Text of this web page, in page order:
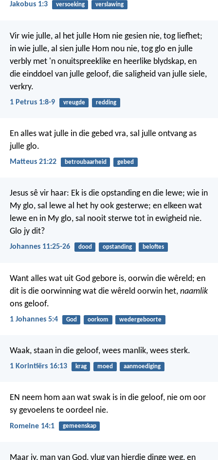
Jakobus 1:3 versoeking verslawing
Vir wie julle, al het julle Hom nie gesien nie, tog liefhet;
in wie julle, al sien julle Hom nou nie, tog glo en julle
verbly met 'n onuitspreeklike en heerlike blydskap, en
die einddoel van julle geloof, die saligheid van julle siele,
verkry.
1 Petrus 1:8-9 vreugde redding
En alles wat julle in die gebed vra, sal julle ontvang as
julle glo.
Matteus 21:22 betroubaarheid gebed
Jesus sê vir haar: Ek is die opstanding en die lewe; wie in
My glo, sal lewe al het hy ook gesterwe; en elkeen wat
lewe en in My glo, sal nooit sterwe tot in ewigheid nie.
Glo jy dit?
Johannes 11:25-26 dood opstanding beloftes
Want alles wat uit God gebore is, oorwin die wêreld; en
dit is die oorwinning wat die wêreld oorwin het, naamlik
ons geloof.
1 Johannes 5:4 God oorkom wedergeboorte
Waak, staan in die geloof, wees manlik, wees sterk.
1 Korintiërs 16:13 krag moed aanmoediging
EN neem hom aan wat swak is in die geloof, nie om oor
sy gevoelens te oordeel nie.
Romeine 14:1 gemeenskap
Maar jy, man van God, vlug van hierdie dinge weg, en